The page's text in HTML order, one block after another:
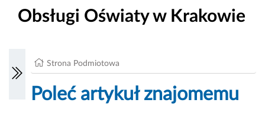
Obsługi Oświaty w Krakowie
Strona Podmiotowa
Poleć artykuł znajomemu